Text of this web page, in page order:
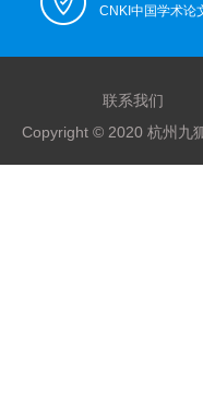
CNKI中国学术论
联系我们
Copyright © 2020 杭州九